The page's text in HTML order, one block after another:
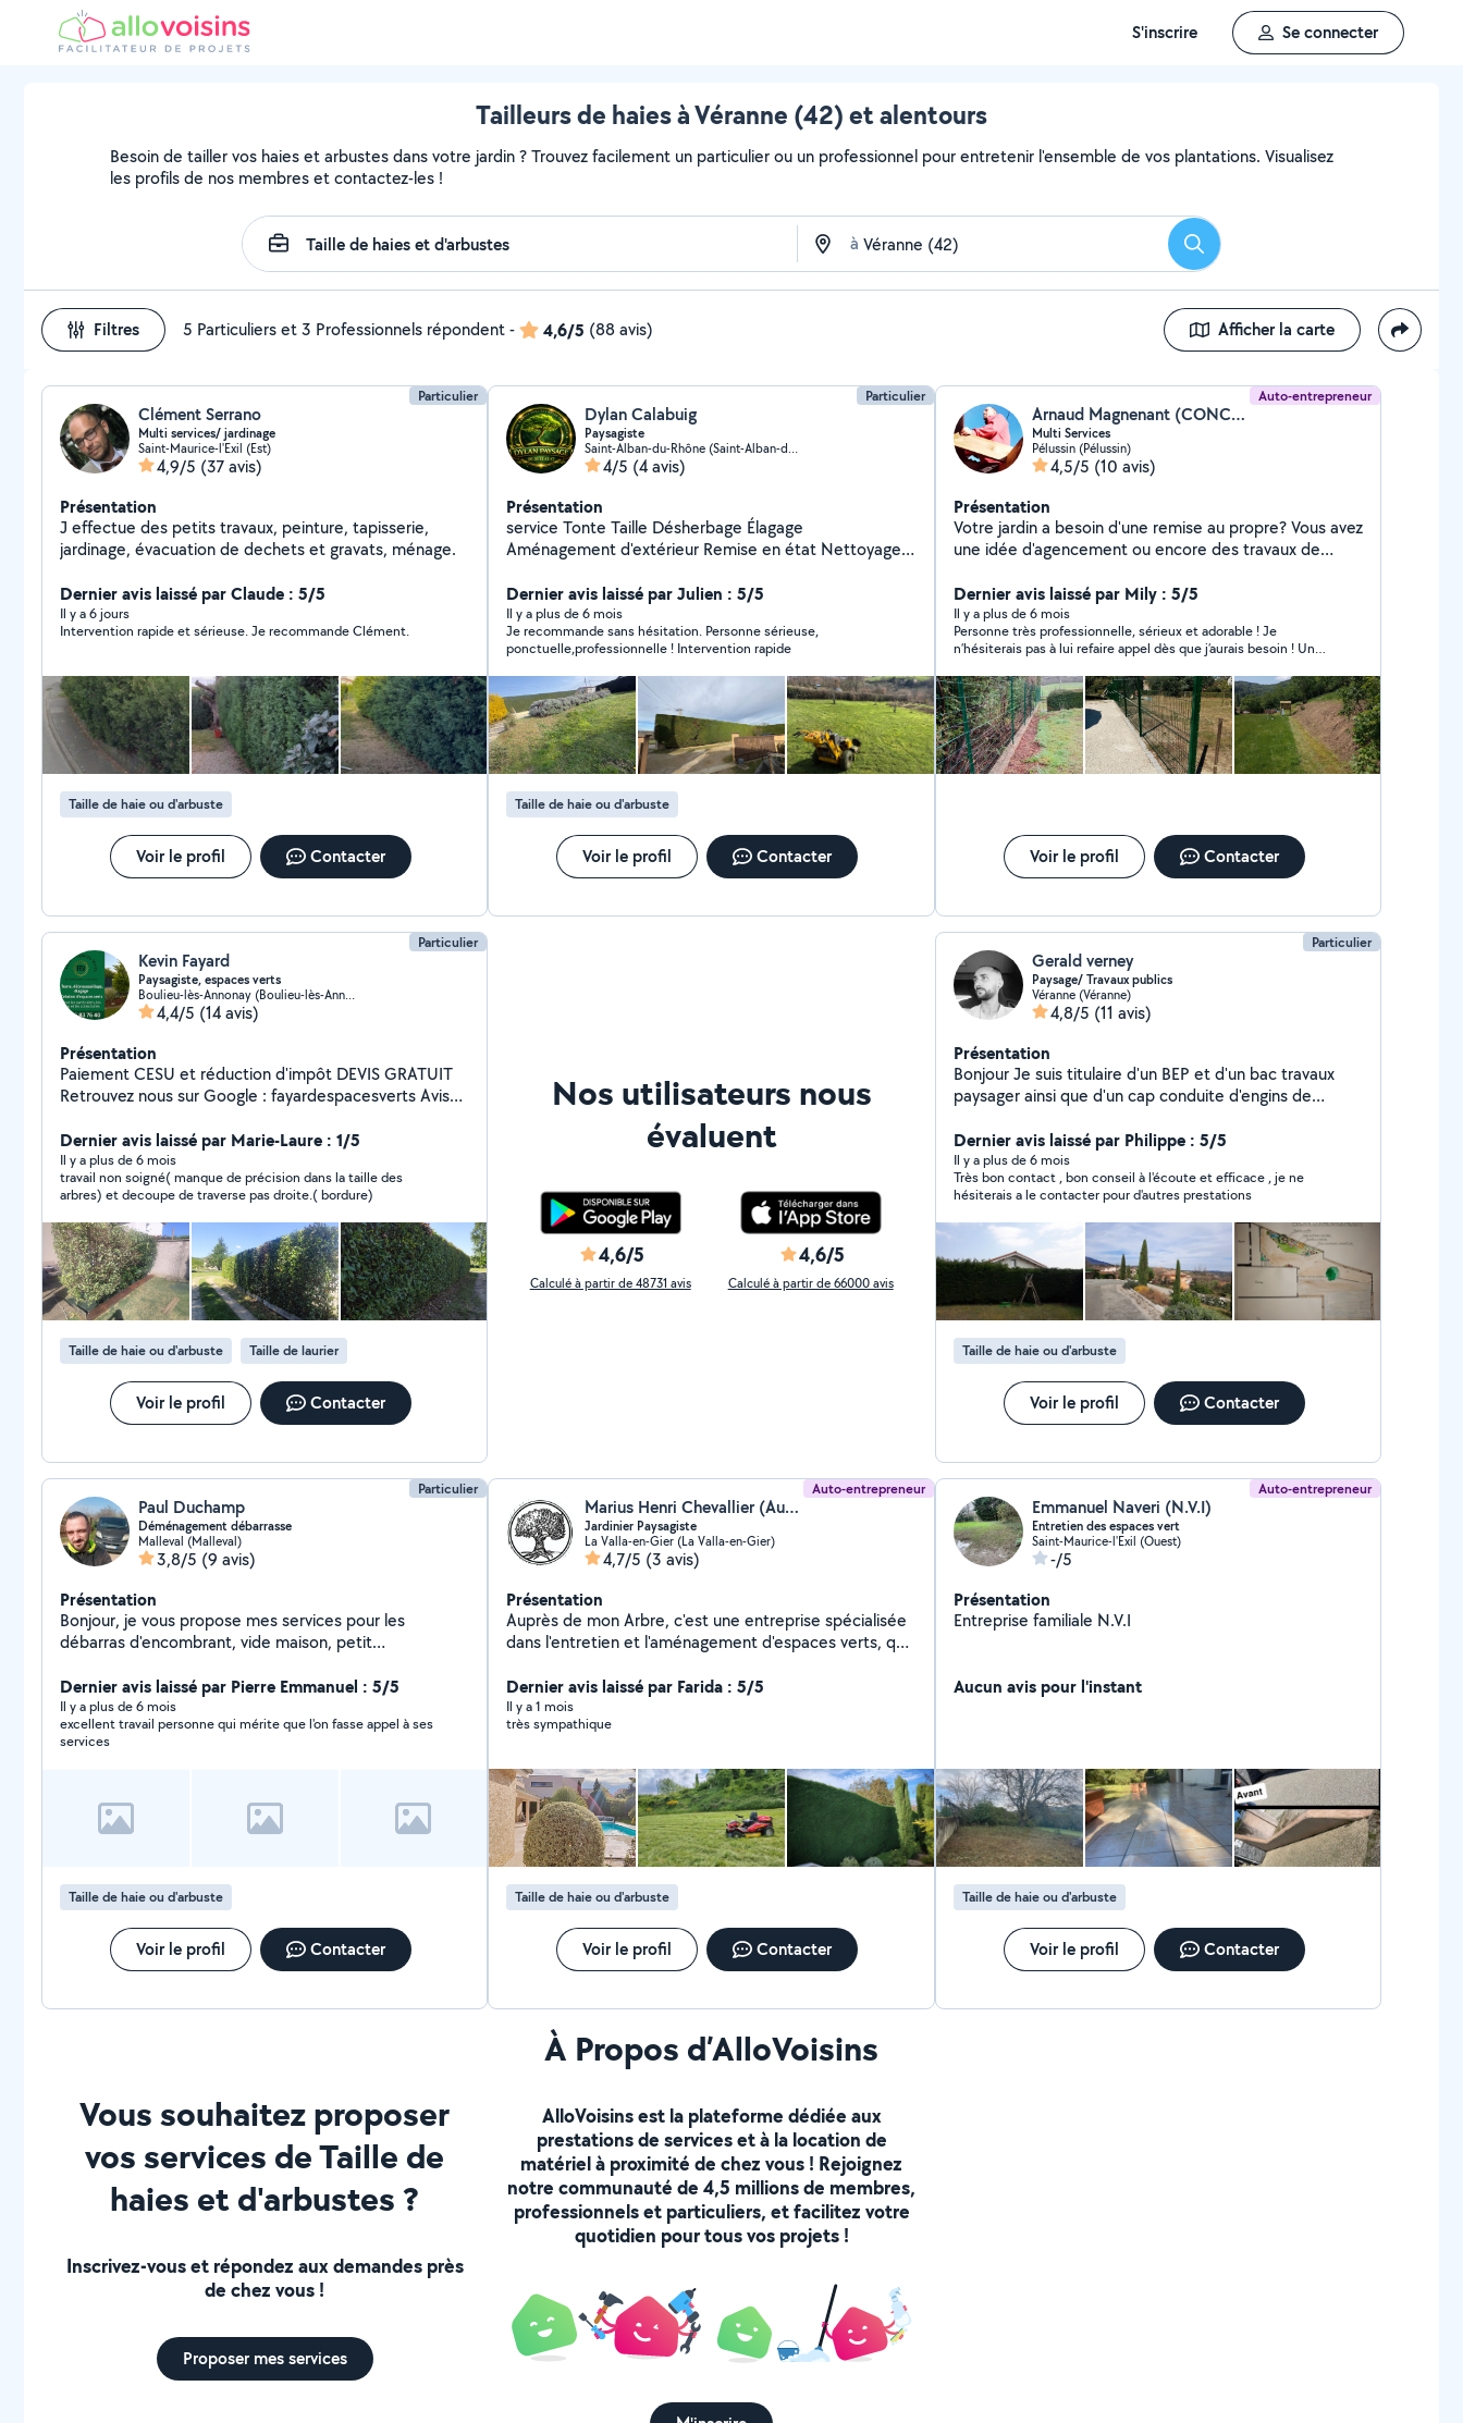
S'inscrire Se connecter
Tailleurs de haies à Véranne (42) et alentours
Besoin de tailler vos haies et arbustes dans votre jardin ? Trouvez facilement un particulier ou un professionnel pour entretenir l'ensemble de vos plantations. Visualisez
les profils de nos membres et contactez-les !
à Rechercher
Filtres 5 Particuliers et 3 Professionnels répondent- 4,6/5 (88 avis) Afficher la carte
Particulier
Clément Serrano
Multi services/ jardinage
Saint-Maurice-l'Exil (Est)
4,9/5 (37 avis)
Présentation
J effectue des petits travaux, peinture, tapisserie,
jardinage, évacuation de dechets et gravats, ménage.
Dernier avis laissé par Claude : 5/5
Il y a 6 jours
Intervention rapide et sérieuse. Je recommande Clément.
Taille de haie ou d'arbuste
Voir le profil Contacter
Particulier
Dylan Calabuig
Paysagiste
Saint-Alban-du-Rhône (Saint-Alban-du-Rhône)
4/5 (4 avis)
Présentation
service Tonte Taille Désherbage Élagage
Aménagement d'extérieur Remise en état Nettoyage
Dernier avis laissé par Julien : 5/5
Il y a plus de 6 mois
Je recommande sans hésitation. Personne sérieuse,
ponctuelle,professionnelle ! Intervention rapide
Taille de haie ou d'arbuste
Voir le profil Contacter
Auto-entrepreneur
Arnaud Magnenant (CONCEPT MULTI SERVICES)
Multi Services
Pélussin (Pélussin)
4,5/5 (10 avis)
Présentation
Votre jardin a besoin d'une remise au propre? Vous avez
une idée d'agencement ou encore des travaux de
d'espaces verts, je vous garantis un travail soigné, en
accord avec vos exigences. Les particuliers peuvent
bénéficier de 50% de crédit d'impôt (plafond 5000
euros) sur les prestations d'entretien d'espaces verts.
Des contrats à l'année sont possibles, selon votre
secteur géographique, n'hésitez pas à me contacter
pour en savoir plus.
Dernier avis laissé par Mily : 5/5
Il y a plus de 6 mois
Personne très professionnelle, sérieux et adorable ! Je
n’hésiterais pas à lui refaire appel dès que j’aurais besoin ! Un
Voir le profil Contacter
Particulier
Kevin Fayard
Paysagiste, espaces verts
Boulieu-lès-Annonay (Boulieu-lès-Annonay)
4,4/5 (14 avis)
Présentation
Paiement CESU et réduction d'impôt DEVIS GRATUIT
Retrouvez nous sur Google : fayardespacesverts Avis
Prestations : Entretient espaces verts Débroussaillage
Élagage Taille de haie Désherbage Aménagement
extérieur Petit travaux d'intérieur TRAVAIL SÉRIEUX ET
APPLIQUÉ
Dernier avis laissé par Marie-Laure : 1/5
Il y a plus de 6 mois
travail non soigné( manque de précision dans la taille des
arbres) et decoupe de traverse pas droite.( bordure)
Taille de haie ou d'arbuste Taille de laurier
Voir le profil Contacter
Nos utilisateurs nous
évaluent
4,6/5
Calculé à partir de 48731 avis
4,6/5
Calculé à partir de 66000 avis
Particulier
Gerald verney
Paysage/ Travaux publics
Véranne (Véranne)
4,8/5 (11 avis)
Présentation
Bonjour Je suis titulaire d'un BEP et d'un bac travaux
paysager ainsi que d'un cap conduite d'engins de
pour realiser les travaux d'espace vert (creation et
entretien). Je peux également vous réaliser un plan
d'aménagement ou un aperçu en 3D en avant projet.
n'hésitez pas à me contacter par message. Travail
soigné avec respect du végétal, et des périodes de
taille. Arrêtez avec les pousseur de tondeuse qui se
disent paysagiste! Je suis bon bricoleur (peinture,
placo, soudure..). je peux proposer quelque outils à la
location. Au plaisir sur votre chantier. salutations
Dernier avis laissé par Philippe : 5/5
Il y a plus de 6 mois
Très bon contact , bon conseil à l'écoute et efficace , je ne
hésiterais a le contacter pour d'autres prestations
Taille de haie ou d'arbuste
Voir le profil Contacter
Particulier
Paul Duchamp
Déménagement débarrasse
Malleval (Malleval)
3,8/5 (9 avis)
Présentation
Bonjour, je vous propose mes services pour les
débarras d'encombrant, vide maison, petit
et autre petit bricolage..
Dernier avis laissé par Pierre Emmanuel : 5/5
Il y a plus de 6 mois
excellent travail personne qui mérite que l'on fasse appel à ses
services
Taille de haie ou d'arbuste
Voir le profil Contacter
Auto-entrepreneur
Marius Henri Chevallier (Auprès De Mon Arbre)
Jardinier Paysagiste
La Valla-en-Gier (La Valla-en-Gier)
4,7/5 (3 avis)
Présentation
Auprès de mon Arbre, c'est une entreprise spécialisée
dans l'entretien et l'aménagement d'espaces verts, qui
mettre à votre disposition mes services dans votre
région, afin de créer et maintenir des environnements
extérieurs qui vous ressemblent.
Dernier avis laissé par Farida : 5/5
Il y a 1 mois
très sympathique
Taille de haie ou d'arbuste
Voir le profil Contacter
Auto-entrepreneur
Emmanuel Naveri (N.V.I)
Entretien des espaces vert
Saint-Maurice-l'Exil (Ouest)
-/5
Présentation
Entreprise familiale N.V.I
Aucun avis pour l'instant
Taille de haie ou d'arbuste
Voir le profil Contacter
Vous souhaitez proposer
vos services de Taille de
haies et d'arbustes ?
Inscrivez-vous et répondez aux demandes près
de chez vous !
Proposer mes services
À Propos d’AlloVoisins
AlloVoisins est la plateforme dédiée aux
prestations de services et à la location de
matériel à proximité de chez vous ! Rejoignez
notre communauté de 4,5 millions de membres,
professionnels et particuliers, et facilitez votre
quotidien pour tous vos projets !